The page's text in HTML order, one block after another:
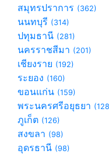
สมุทรปราการ (362)
นนทบุรี (314)
ปทุมธานี (281)
นครราชสีมา (201)
เชียงราย (192)
ระยอง (160)
ขอนแก่น (159)
พระนครศรีอยุธยา
ภูเก็ต (126)
สงขลา (98)
อุดรธานี (98)